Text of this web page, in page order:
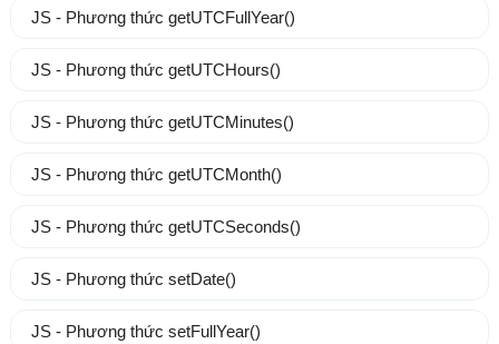
JS - Phương thức getUTCFullYear()
JS - Phương thức getUTCHours()
JS - Phương thức getUTCMinutes()
JS - Phương thức getUTCMonth()
JS - Phương thức getUTCSeconds()
JS - Phương thức setDate()
JS - Phương thức setFullYear()